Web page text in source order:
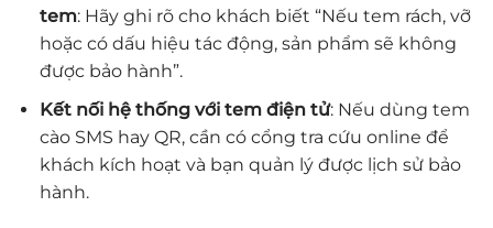
tem: Hãy ghi rõ cho khách biết “Nếu tem rách, vỡ
hoặc có dấu hiệu tác động, sản phẩm sẽ không
được bảo hành”.
Kết nối hệ thống với tem điện tử: Nếu dùng tem
cào SMS hay QR, cần có cổng tra cứu online để
khách kích hoạt và bạn quản lý được lịch sử bảo
hành.